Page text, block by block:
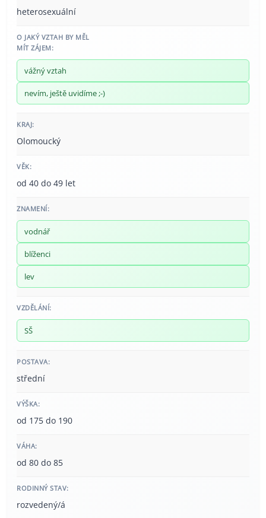
heterosexuální
O JAKÝ VZTAH BY MĚL
MÍT ZÁJEM:
vážný vztah
nevím, ještě uvidíme ;-)
KRAJ:
Olomoucký
VĚK:
od 40 do 49 let
ZNAMENÍ:
vodnář
blíženci
lev
VZDĚLÁNÍ:
SŠ
POSTAVA:
střední
VÝŠKA:
od 175 do 190
VÁHA:
od 80 do 85
RODINNÝ STAV:
rozvedený/á